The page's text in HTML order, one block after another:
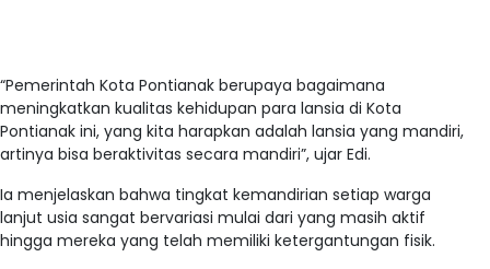
“Pemerintah Kota Pontianak berupaya bagaimana
meningkatkan kualitas kehidupan para lansia di Kota
Pontianak ini, yang kita harapkan adalah lansia yang mandiri,
artinya bisa beraktivitas secara mandiri”, ujar Edi.
Ia menjelaskan bahwa tingkat kemandirian setiap warga
lanjut usia sangat bervariasi mulai dari yang masih aktif
hingga mereka yang telah memiliki ketergantungan fisik.